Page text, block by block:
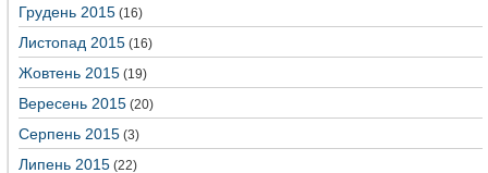
Грудень 2015 (16)
Листопад 2015 (16)
Жовтень 2015 (19)
Вересень 2015 (20)
Серпень 2015 (3)
Липень 2015 (22)